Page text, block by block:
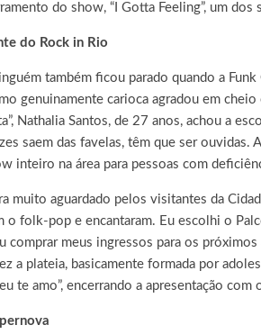
do show, “I Gotta Feeling”, um
do Rock in Rio
também ficou parado quando a
genuinamente carioca agradou em
Nathalia Santos, de 27 anos, achou a
saem das favelas, têm que ser
inteiro na área para pessoas com
muito aguardado pelos visitantes da
o folk-pop e encantaram. Eu escolhi o
comprar meus ingressos para os
a plateia, basicamente formada por
te amo”, encerrando a apresentação com